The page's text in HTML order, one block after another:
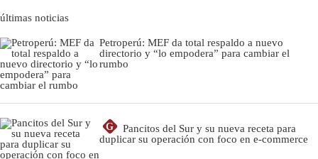
últimas noticias
Petroperú: MEF da total respaldo a nuevo
directorio y “lo empodera” para cambiar el
rumbo
G
Pancitos del Sur y su nueva receta para
duplicar su operación con foco en e-commerce